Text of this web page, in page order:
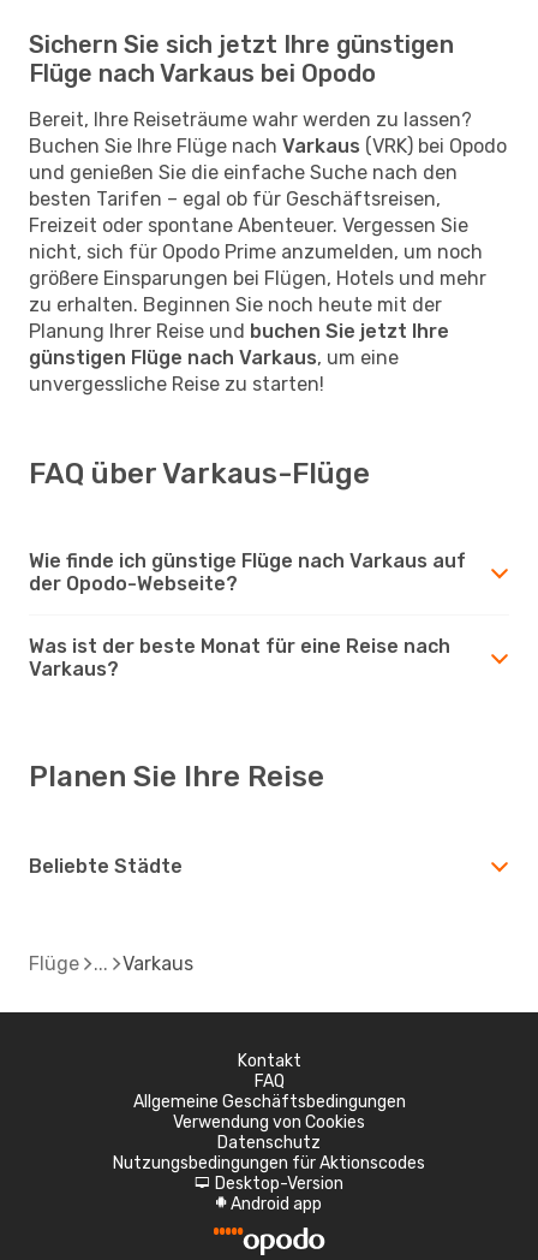
Sichern Sie sich jetzt Ihre günstigen
Flüge nach Varkaus bei Opodo
Bereit, Ihre Reiseträume wahr werden zu lassen?
Buchen Sie Ihre Flüge nach Varkaus (VRK) bei Opodo
und genießen Sie die einfache Suche nach den
besten Tarifen – egal ob für Geschäftsreisen,
Freizeit oder spontane Abenteuer. Vergessen Sie
nicht, sich für Opodo Prime anzumelden, um noch
größere Einsparungen bei Flügen, Hotels und mehr
zu erhalten. Beginnen Sie noch heute mit der
Planung Ihrer Reise und buchen Sie jetzt Ihre
günstigen Flüge nach Varkaus, um eine
unvergessliche Reise zu starten!
FAQ über Varkaus-Flüge
Wie finde ich günstige Flüge nach Varkaus auf
der Opodo-Webseite?
Was ist der beste Monat für eine Reise nach
Varkaus?
Planen Sie Ihre Reise
Beliebte Städte
Flüge Varkaus
Kontakt
FAQ
Allgemeine Geschäftsbedingungen
Verwendung von Cookies
Datenschutz
Nutzungsbedingungen für Aktionscodes
d Desktop-Version
A Android app